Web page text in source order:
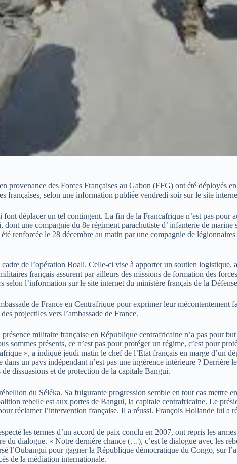
des Forces Françaises au Gabon (FFG) ont été déployés
françaises, selon une information publiée vendredi soir sur le site
déplacer un tel contingent. La fin de la Francafrique n’est pas pour
une compagnie du 8e régiment parachutiste d’ infanterie de
renforcée le 28 décembre au matin par une compagnie de
de l’opération Boali. Celle-ci vise à apporter un soutien
français assurent par ailleurs des missions de formation des
selon l’information sur le site internet du ministère français de la
de France en Centrafrique pour exprimer leur mécontentement
projectiles vers l’ambassade de France.
militaire française en République centrafricaine n’a pas pour
sommes présents, ce n’est pas pour protéger un régime, c’est pour
», a indiqué jeudi matin le chef de l’Etat français en marge d’un
un pays indépendant n’est pas une ingérence intérieure ? Derrière
dissuasions et de protection de la capitale Bangui.
du Séléka. Sa fulgurante progression semble en tout cas mettre
rebelle est aux portes de Bangui, la capitale centrafricaine. Le
réclamer l’intervention française. Il a réussi. François Hollande lui a
les termes d’un accord de paix conclu en 2007, ont repris les
du dialogue. « Notre dernière chance (…), c’est le dialogue avec les
l’Oubangui pour gagner la République démocratique du Congo, sur
de la médiation internationale.